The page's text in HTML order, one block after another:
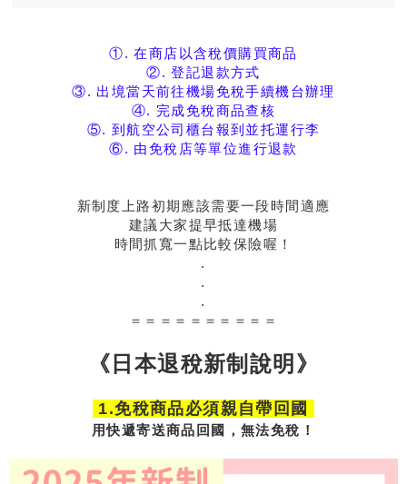
①. 在商店以含稅價購買商品
②. 登記退款方式
③. 出境當天前往機場免稅手續機台辦理
④. 完成免稅商品查核
⑤. 到航空公司櫃台報到並托運行李
⑥. 由免稅店等單位進行退款
新制度上路初期應該需要一段時間適應
建議大家提早抵達機場
時間抓寬一點比較保險喔！
.
.
.
＝＝＝＝＝＝＝＝＝＝
《日本退稅新制說明》
1.免稅商品必須親自帶回國
用快遞寄送商品回國，無法免稅！